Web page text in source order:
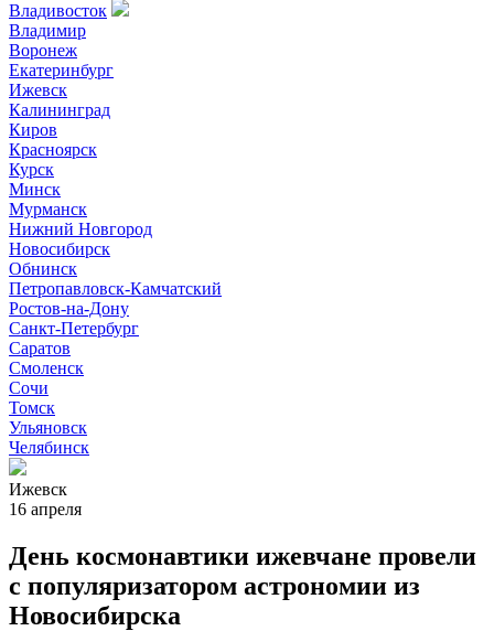
Владивосток
Владимир
Воронеж
Екатеринбург
Ижевск
Калининград
Киров
Красноярск
Курск
Минск
Мурманск
Нижний Новгород
Новосибирск
Обнинск
Петропавловск-Камчатский
Ростов-на-Дону
Санкт-Петербург
Саратов
Смоленск
Сочи
Томск
Ульяновск
Челябинск
Ижевск
16 апреля
День космонавтики ижевчане провели
с популяризатором астрономии из
Новосибирска